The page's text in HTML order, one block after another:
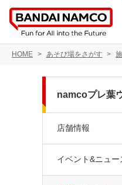
HOME あそび場をさがす
namcoプレ葉
店舗情報
イベント&ニュー